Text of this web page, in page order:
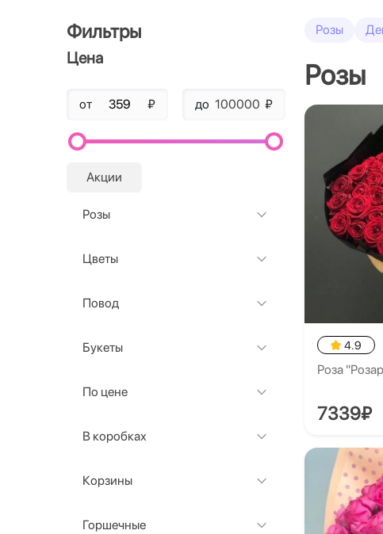
Фильтры
Цена
от ₽ до ₽
Акции
Розы
Цветы
Повод
Букеты
По цене
В коробках
Корзины
Горшечные
Розы
Розы
4.9
Роза
7339₽